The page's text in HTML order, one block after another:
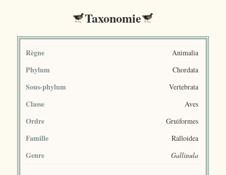
Taxonomie
Règne Animalia
Phylum Chordata
Sous-phylum Vertebrata
Classe Aves
Ordre Gruiformes
Famille Ralloidea
Genre Gallinula